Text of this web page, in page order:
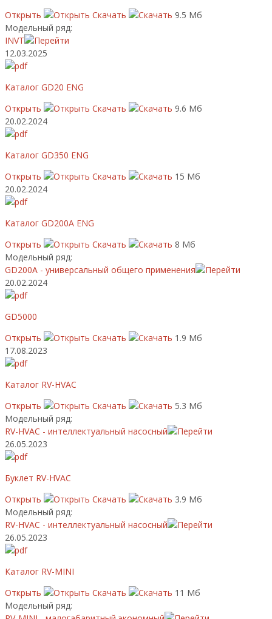
Открыть Скачать
9.5 Мб
Модельный ряд:
INVT
12.03.2025
Каталог GD20 ENG
Открыть
Скачать
9.6 Мб
20.02.2024
Каталог GD350 ENG
Открыть
Скачать
15 Мб
20.02.2024
Каталог GD200A ENG
Открыть
Скачать
8 Мб
Модельный ряд:
GD200A - универсальный общего применения
20.02.2024
GD5000
Открыть
Скачать
1.9 Мб
17.08.2023
Каталог RV-HVAC
Открыть
Скачать
5.3 Мб
Модельный ряд:
RV-HVAC - интеллектуальный насосный
26.05.2023
Буклет RV-HVAC
Открыть
Скачать
3.9 Мб
Модельный ряд:
RV-HVAC - интеллектуальный насосный
26.05.2023
Каталог RV-MINI
Открыть
Скачать
11 Мб
Модельный ряд: